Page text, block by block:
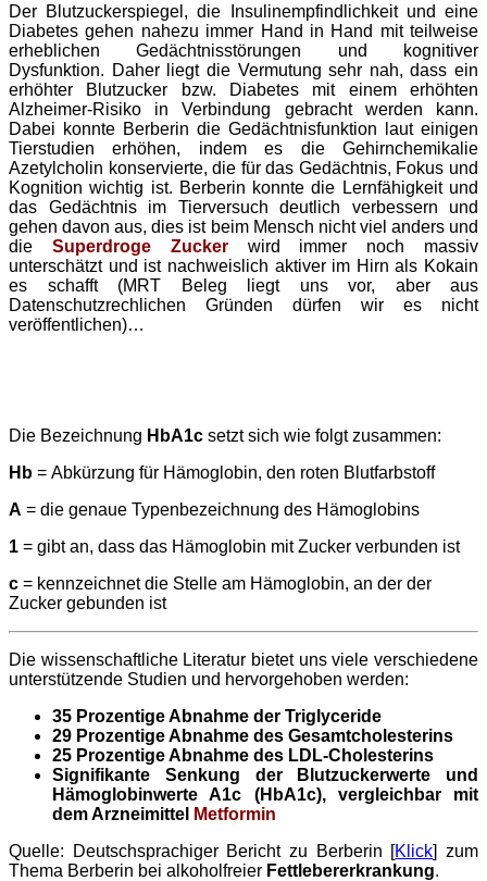
Der Blutzuckerspiegel, die Insulinempfindlichkeit und eine
Diabetes gehen nahezu immer Hand in Hand mit teilweise
erheblichen Gedächtnisstörungen und kognitiver
Dysfunktion. Daher liegt die Vermutung sehr nah, dass ein
erhöhter Blutzucker bzw. Diabetes mit einem erhöhten
Alzheimer-Risiko in Verbindung gebracht werden kann.
Dabei konnte Berberin die Gedächtnisfunktion laut einigen
Tierstudien erhöhen, indem es die Gehirnchemikalie
Azetylcholin konservierte, die für das Gedächtnis, Fokus und
Kognition wichtig ist. Berberin konnte die Lernfähigkeit und
das Gedächtnis im Tierversuch deutlich verbessern und
gehen davon aus, dies ist beim Mensch nicht viel anders und
die Superdroge Zuckerwird immer noch massiv
unterschätzt und ist nachweislich aktiver im Hirn als Kokain
es schafft (MRT Beleg liegt uns vor, aber aus
Datenschutzrechlichen Gründen dürfen wir es nicht
veröffentlichen)…
Die Bezeichnung HbA1c setzt sich wie folgt zusammen:
Hb = Abkürzung für Hämoglobin, den roten Blutfarbstoff
A = die genaue Typenbezeichnung des Hämoglobins
1 = gibt an, dass das Hämoglobin mit Zucker verbunden ist
c = kennzeichnet die Stelle am Hämoglobin, an der der
Zucker gebunden ist
Die wissenschaftliche Literatur bietet uns viele verschiedene
unterstützende Studien und hervorgehoben werden:
35 Prozentige Abnahme der Triglyceride
29 Prozentige Abnahme des Gesamtcholesterins
25 Prozentige Abnahme des LDL-Cholesterins
Signifikante Senkung der Blutzuckerwerte und
Hämoglobinwerte A1c (HbA1c), vergleichbar mit
dem Arzneimittel
Metformin
Quelle: Deutschsprachiger Bericht zu Berberin [Klick] zum
Thema Berberin bei alkoholfreier Fettlebererkrankung.